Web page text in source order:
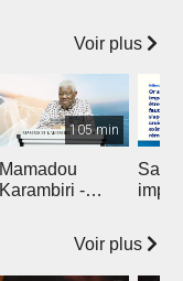
Voir plus
105 min
Mamadou
Karambiri -
Sans
Voir plus